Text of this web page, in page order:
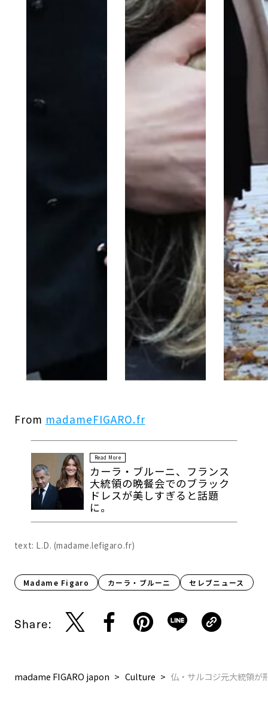
From madameFIGARO.fr
Read More
カーラ・ブルーニ、フランス
大統領の晩餐会でのブラック
ドレスが美しすぎると話題
に。
text: L.D. (madame.lefigaro.fr)
Madame Figaro カーラ・ブルーニ セレブニュース
Share:
madame FIGARO japon Culture 仏・サルコジ元大統領